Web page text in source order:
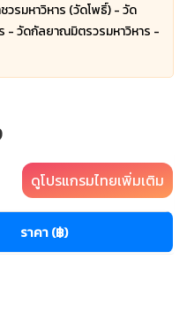
วรมหาวิหาร (วัดโพธิ์) - วัด
- วัดกัลยาณมิตรวรมหาวิหาร -
ดูโปรแกรมไทยเพิ่มเติม
ราคา (฿)